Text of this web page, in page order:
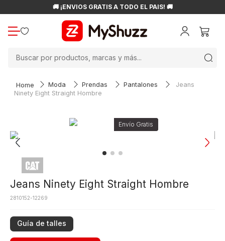
🚚 ¡ENVÍOS GRATIS A TODO EL PAÍS! 🚚
Moda Prendas Pantalones
Jeans
Ninety Eight Straight Hombre
Jeans Ninety Eight Straight Hombre
2810152-12269
Guía de talles